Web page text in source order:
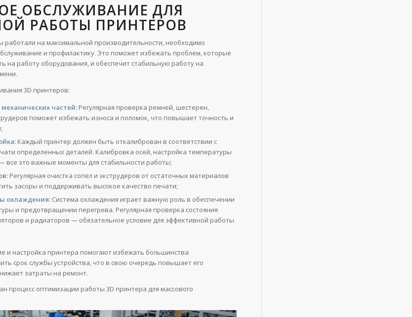
ОБСЛУЖИВАНИЕ ДЛЯ
РАБОТЫ ПРИНТЕРОВ
работали на максимальной производительности, необходимо
и профилактику. Это поможет избежать проблем, которые
на работу оборудования, и обеспечит стабильную работу на
3D принтеров:
частей: Регулярная проверка ремней, шестерен,
поможет избежать износа и поломок, что повышает точность и
Каждый принтер должен быть откалиброван в соответствии с
определенных деталей. Калибровка осей, настройка температуры
все это важные моменты для стабильности работы;
Регулярная очистка сопел и экструдеров от остаточных материалов
засоры и поддерживать высокое качество печати;
охлаждения: Система охлаждения играет важную роль в обеспечении
и предотвращении перегрева. Регулярная проверка состояния
и радиаторов — обязательное условие для эффективной работы
и настройка принтера помогают избежать большинства
срок службы устройства, что в свою очередь повышает его
затраты на ремонт.
процесс оптимизации работы 3D принтера для массового